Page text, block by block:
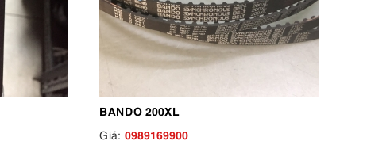
BANDO 200XL
Giá: 0989169900